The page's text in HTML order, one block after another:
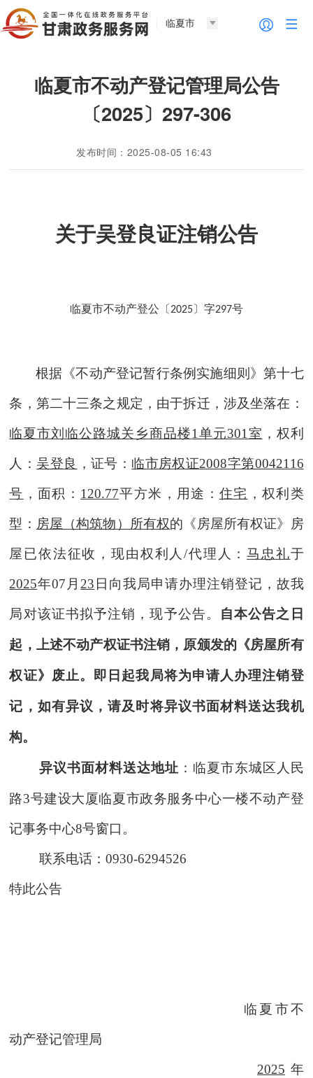
临夏市
临夏市不动产登记管理局公告
〔2025〕297-306
发布时间：2025-08-05 16:43
关于吴登良证注销公告
临夏市不动产登公〔2025〕字297号
根据《不动产登记暂行条例实施细则》第十七
条 ， 第二十三条之规定，由于拆迁，涉及坐落在：
临夏市刘临公路城关乡商品楼1单元301室 ， 权利
人 ： 吴登良 ，证号 ： 临市房权证2008字第0042116
号 ，面积： 120.77平方米，用途： 住宅 ，权利类
型： 房屋（构筑物）所有权的《房屋所有权证》房
屋已依法征收 ，现由权利人/代理人 ：马忠礼于
2025年07 月23 日向我局申请办理注销登记 ， 故我
局对该证书拟予注销，现予公告。 自本公告之日
起 ， 上述不动产权证书注销，原颁发的《房屋所有
权证》废止。即日起我局将为申请人办理注销登
记 ， 如有异议，请及时将异议书面材料送达我机
构。
异议书面材料送达地址 ：临夏市东城区人民
路3号建设大厦临夏市政务服务中心一楼不动产登
记事务中心8号窗口。
联系电话：0930-6294526
特此公告
临夏市不
动产登记管理局
2025 年